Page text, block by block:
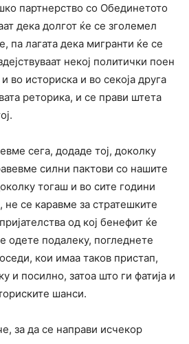
партнерство со Обединетото
дека долгот ќе се зголемел
па лагата дека мигранти ќе се
некој политички поен
во историска и во секоја друга
реторика, и се прави штета
сега, додаде тој, доколку
силни пактови со нашите
тогаш и во сите години
се каравме за стратешките
од кој бенефит ќе
одете подалеку, погледнете
кои имаа таков пристап,
и посилно, затоа што ги фатија и
шанси.
за да се направи исчекор